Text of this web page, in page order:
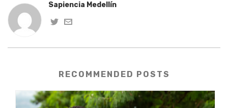
Sapiencia Medellín
RECOMMENDED POSTS